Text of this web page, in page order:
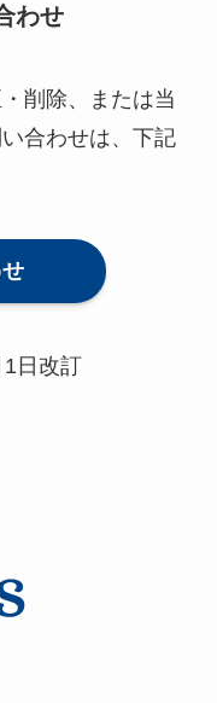
わせ
削除、または当
合わせは、下記
日改訂